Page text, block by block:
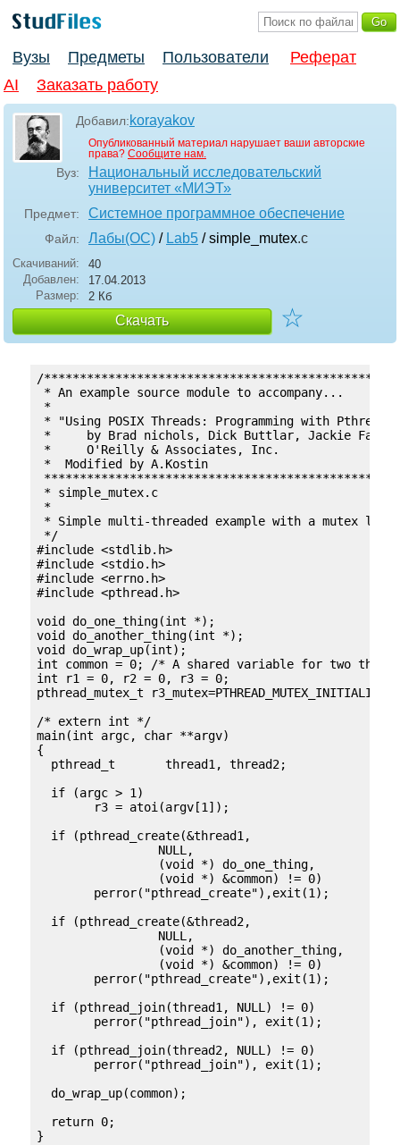
Вузы Предметы Пользователи
Реферат
AI
Заказать работу
Добавил:korayakov
Опубликованный материал нарушает ваши авторские
права? Сообщите нам.
Вуз:
Национальный исследовательский
университет «МИЭТ»
Предмет: Системное программное обеспечение
Файл: Лабы(ОС) / Lab5 / simple_mutex.c
Скачиваний:
40
Добавлен:
17.04.2013
Размер:
2 Кб
Скачать ☆
/
* An example source module to accompany...
*
* "Using POSIX Threads: Programming with Pthreads"
*     by Brad nichols, Dick Buttlar, Jackie
*     O'Reilly & Associates, Inc.
*  Modified by A.Kostin
* simple_mutex.c
*
* Simple multi-threaded example with a mutex lock.
*/
#include <stdlib.h>
#include <stdio.h>
#include <errno.h>
#include <pthread.h>
void do_one_thing(int *);
void do_another_thing(int *);
void do_wrap_up(int);
int common = 0; /* A shared variable for two
int r1 = 0, r2 = 0, r3 = 0;
pthread_mutex_t r3_mutex=PTHREAD_MUTEX_INITIALIZER;
/* extern int */
main(int argc, char **argv)
{
  pthread_t       thread1, thread2;
  if (argc > 1)
  if (pthread_create(&thread1,
  if (pthread_create(&thread2,
  if (pthread_join(thread1, NULL) != 0)
  if (pthread_join(thread2, NULL) != 0)
  do_wrap_up(common);
  return 0;
}